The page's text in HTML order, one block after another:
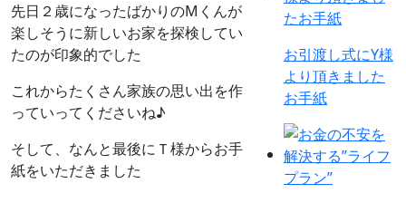
先日２歳になったばかりのMくんが
楽しそうに新しいお家を探検してい
たのが印象的でした
これからたくさん家族の思い出を作
っていってくださいね♪
そして、なんと最後にＴ様からお手
紙をいただきました
お引渡し式にY様
より頂きました
お手紙